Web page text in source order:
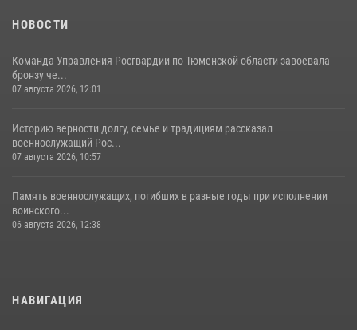
НОВОСТИ
Команда Управления Росгвардии по Тюменской области завоевала
бронзу че...
07 августа 2026, 12:01
Историю верности долгу, семье и традициям рассказал
военнослужащий Рос...
07 августа 2026, 10:57
Память военнослужащих, погибших в разные годы при исполнении
воинского...
06 августа 2026, 12:38
НАВИГАЦИЯ